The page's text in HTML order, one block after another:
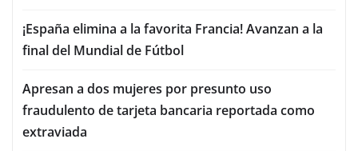
¡España elimina a la favorita Francia! Avanzan a la
final del Mundial de Fútbol
Apresan a dos mujeres por presunto uso
fraudulento de tarjeta bancaria reportada como
extraviada